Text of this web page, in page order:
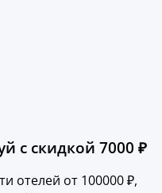
с скидкой 7000 ₽
отелей от 100000 ₽,